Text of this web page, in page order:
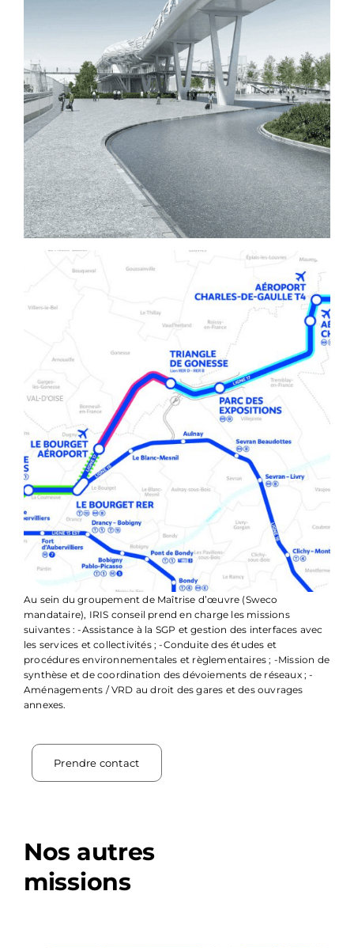
Au sein du groupement de Maîtrise d’œuvre (Sweco
mandataire), IRIS conseil prend en charge les missions
suivantes : -Assistance à la SGP et gestion des interfaces avec
les services et collectivités ; -Conduite des études et
procédures environnementales et règlementaires ; -Mission de
synthèse et de coordination des dévoiements de réseaux ; -
Aménagements / VRD au droit des gares et des ouvrages
annexes.
Prendre contact
Nos autres
missions